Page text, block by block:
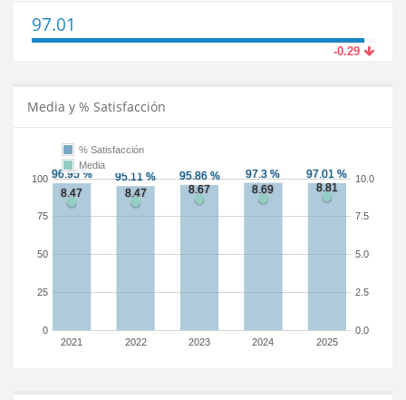
97.01
-0.29
Media y % Satisfacción
2021 2022 2023 2024 2025
0
25
50
75
100
0.0
2.5
5.0
7.5
10.0
% Satisfacción
Media